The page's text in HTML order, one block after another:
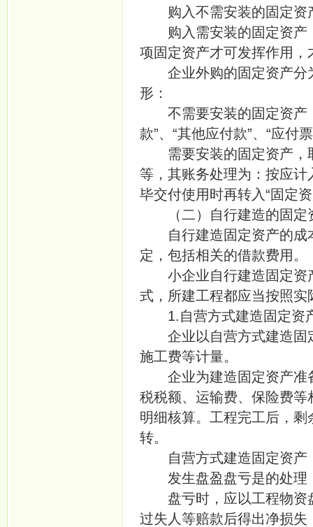
购入不需安装的固定资
购入需安装的固定资产
项固定资产才可发挥作用
企业外购的固定资产分
形：
不需要安装的固定资产
款”、“其他应付款”、“应付
需要安装的固定资产，
等，其账务处理为：按应计
毕交付使用时再转入“固定
（二）自行建造的固定
自行建造固定资产的成
定，包括相关的借款费用。
小企业自行建造固定资
式，所建工程都应当按照
1.自营方式建造固定资
企业以自营方式建造固
施工费等计量。
企业为建造固定资产准
税税额、运输费、保险费
明细核算。工程完工后，
转。
自营方式建造固定资产
发生盘盈盘亏是的处理
盘亏时，应以工程物资
过失人等赔款后得出净损